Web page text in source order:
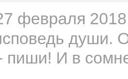
февраля
души.
пиши! И в